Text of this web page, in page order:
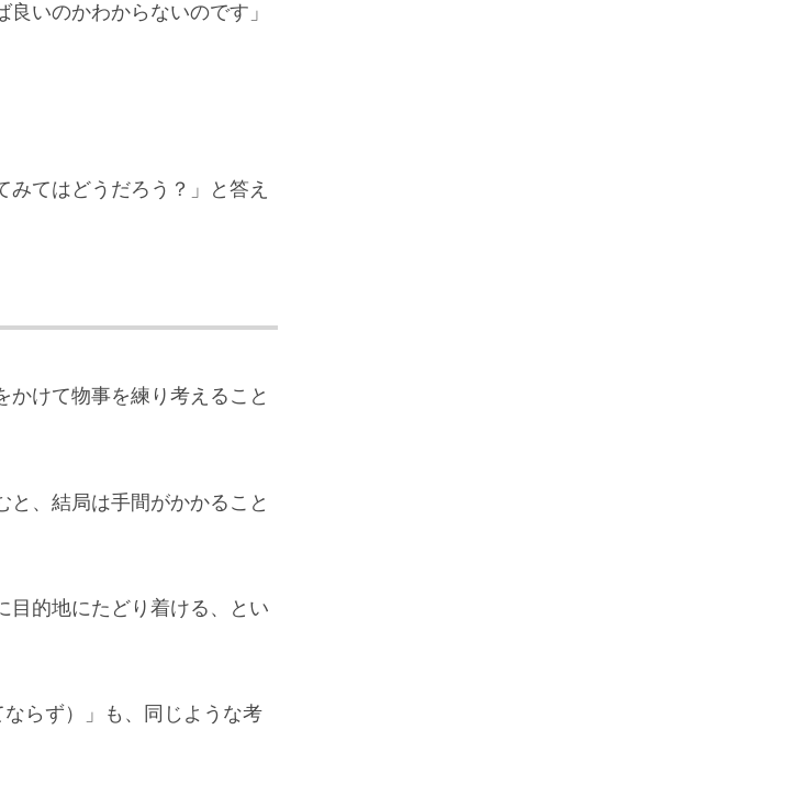
いのかわからないのです」
てはどうだろう？」と答え
かけて物事を練り考えること
、結局は手間がかかること
目的地にたどり着ける、とい
らず）」も、同じような考